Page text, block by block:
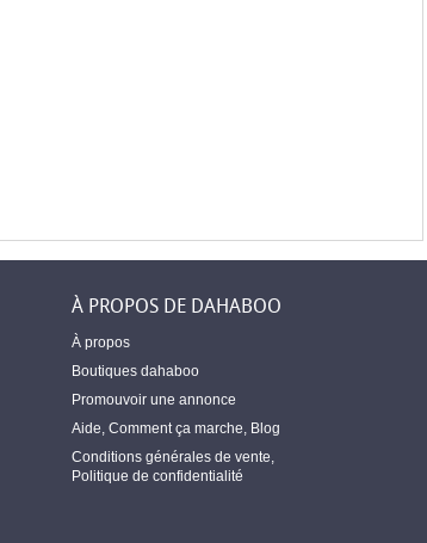
À PROPOS DE DAHABOO
À propos
Boutiques dahaboo
Promouvoir une annonce
Aide Comment ça marche Blog
Conditions générales de vente
Politique de confidentialité